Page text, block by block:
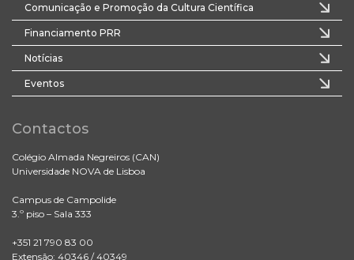
Comunicação e Promoção da Cultura Científica
Financiamento PRR
Notícias
Eventos
Contactos
Colégio Almada Negreiros (CAN)
Universidade NOVA de Lisboa
Campus de Campolide
3.º piso – Sala 333
+351 21 790 83 00
Extensão: 40346 / 40349